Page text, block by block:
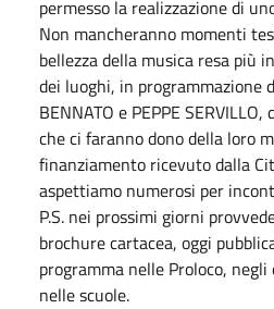
permesso la realizzazione di
Non mancheranno momenti
bellezza della musica resa più
dei luoghi, in programmazione
BENNATO e PEPPE
che ci faranno dono della loro
finanziamento ricevuto dalla
aspettiamo numerosi per
P.S. nei prossimi giorni
brochure cartacea, oggi
programma nelle Proloco,
nelle scuole.